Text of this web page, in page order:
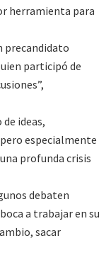
herramienta para
precandidato
participó de
ideas,
especialmente
profunda crisis
debaten
a trabajar en su
sacar